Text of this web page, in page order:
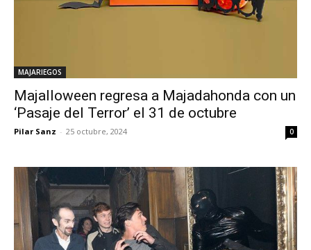
MAJARIEGOS
Majalloween regresa a Majadahonda con un
‘Pasaje del Terror’ el 31 de octubre
Pilar Sanz - 25 octubre, 2024 0